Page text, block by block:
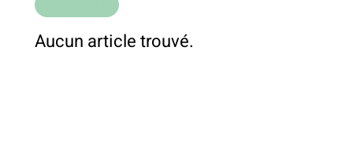
Aucun article trouvé.